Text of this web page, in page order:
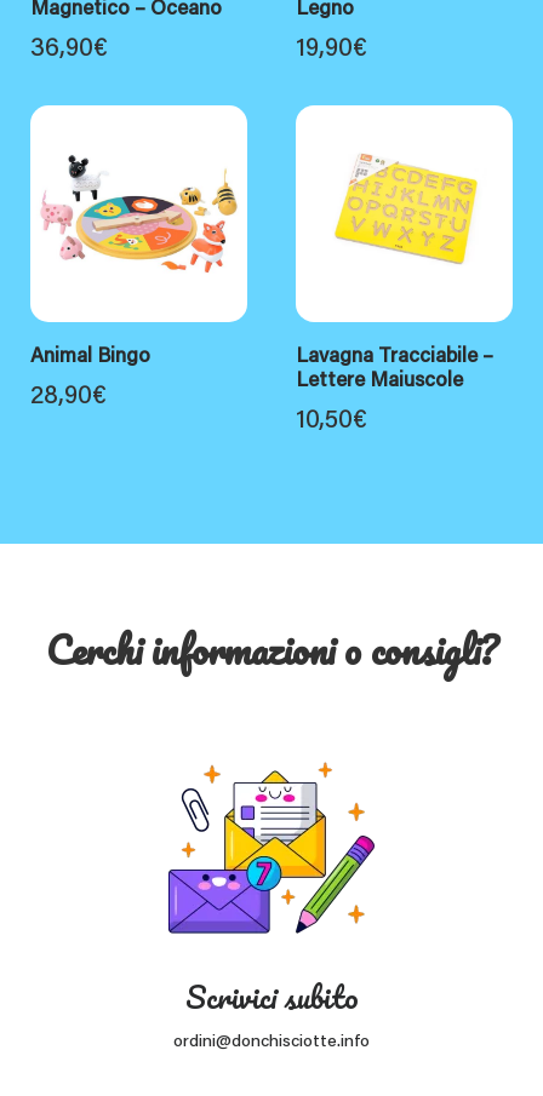
Magnetico – Oceano
36,90€
Legno
19,90€
Animal Bingo
28,90€
Lavagna Tracciabile –
Lettere Maiuscole
10,50€
Cerchi informazioni o consigli?
Scrivici subito
ordini@donchisciotte.info